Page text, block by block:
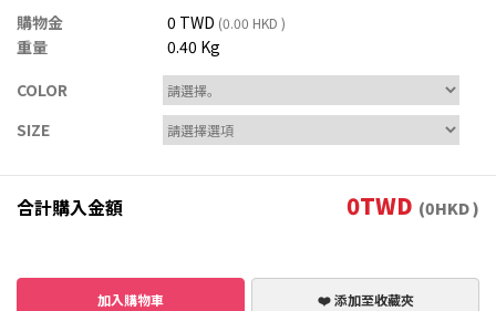
購物金 0 TWD (0.00 HKD )
重量
0.40 Kg
COLOR
SIZE
合計購入金額 0TWD (0HKD )
加入購物車 ❤️ 添加至收藏夾